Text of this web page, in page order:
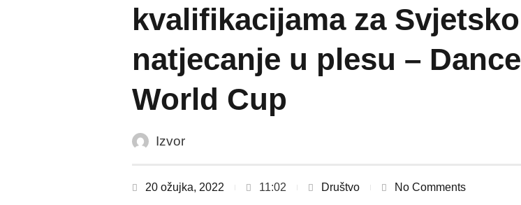
kvalifikacijama za Svjetsko
natjecanje u plesu – Dance
World Cup
Izvor
20 ožujka, 2022 11:02 Društvo No Comments